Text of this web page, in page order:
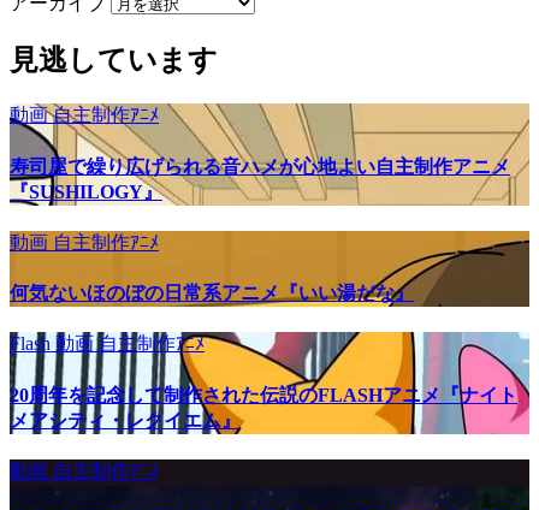
見逃しています
動画自主制作ｱﾆﾒ
寿司屋で繰り広げられる音ハメが心地よい自主制作アニメ
『SUSHILOGY』
動画 自主制作ｱﾆﾒ
何気ないほのぼの日常系アニメ『いい湯だな』
Flash 動画自主制作ｱﾆﾒ
20周年を記念して制作された伝説のFLASHアニメ『ナイト
メアシティ・レクイエム』
動画 自主制作ｱﾆﾒ